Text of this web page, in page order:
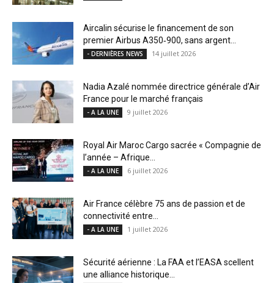
Aircalin sécurise le financement de son
premier Airbus A350‑900, sans argent...
- DERNIÈRES NEWS 14 juillet 2026
Nadia Azalé nommée directrice générale d’Air
France pour le marché français
- A LA UNE 9 juillet 2026
Royal Air Maroc Cargo sacrée « Compagnie de
l’année – Afrique...
- A LA UNE 6 juillet 2026
Air France célèbre 75 ans de passion et de
connectivité entre...
- A LA UNE 1 juillet 2026
Sécurité aérienne : La FAA et l’EASA scellent
une alliance historique...